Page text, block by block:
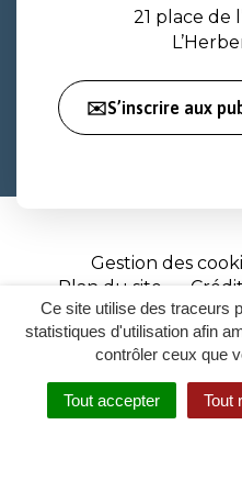
Ce site utilise des traceurs
statistiques d'utilisation afin
contrôler ceux que
Tout accepter Tout
21 place de
✉️S’inscrire aux
Gestion des
Plan du site
Site
par